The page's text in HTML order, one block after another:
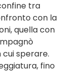
tra
con la
quella con
sperare.
fino